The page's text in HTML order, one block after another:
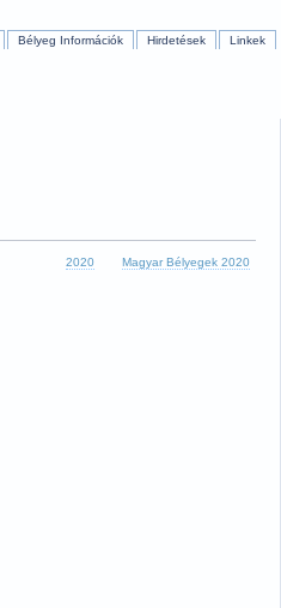
Bélyeg Információk Hirdetések Linkek
2020 Magyar Bélyegek 2020